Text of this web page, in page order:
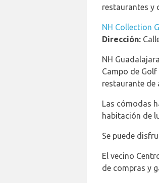
restaurantes y
NH Collection
Dirección:
NH
Campo de
restaurante de
Las cómodas
habitación de
Se puede
El vecino
de compras y